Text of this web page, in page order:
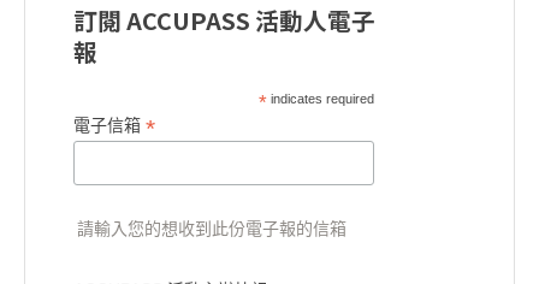
訂閱 ACCUPASS 活動人電子
報
*indicates required
電子信箱 *
請輸入您的想收到此份電子報的信箱